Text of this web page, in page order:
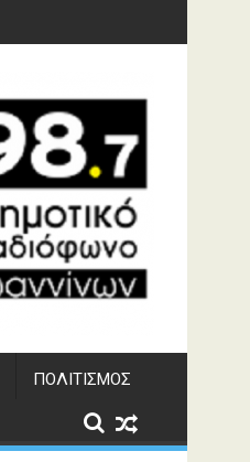
ΠΟΛΙΤΙΣΜΌΣ